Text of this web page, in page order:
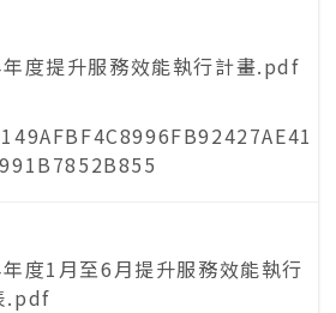
度提升服務效能執行計畫.pdf
度1月至6月提升服務效能執行
.pdf